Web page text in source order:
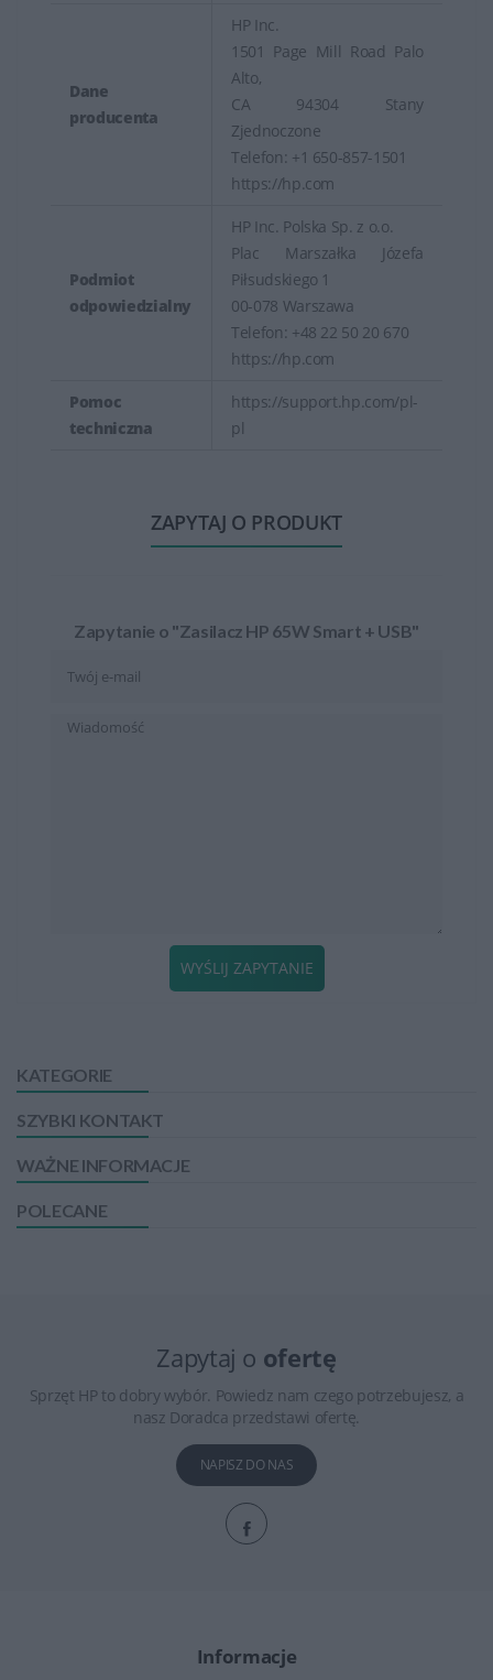
KATEGORIE
SZYBKI KONTAKT
WAŻNE INFORMACJE
POLECANE
Dane
producenta
HP Inc.
1501 Page Mill Road Palo
Alto,
CA 94304 Stany
Zjednoczone
Telefon: +1 650-857-1501
https://hp.com
Podmiot
odpowiedzialny
HP Inc. Polska Sp. z o.o.
Plac Marszałka Józefa
Piłsudskiego 1
00-078 Warszawa
Telefon: +48 22 50 20 670
https://hp.com
Pomoc
techniczna
https://support.hp.com/pl-
pl
ZAPYTAJ O PRODUKT
Zapytanie o "Zasilacz HP 65W Smart + USB"
WYŚLIJ ZAPYTANIE
Zapytaj o ofertę
Sprzęt HP to dobry wybór. Powiedz nam czego potrzebujesz, a
nasz Doradca przedstawi ofertę.
NAPISZ DO NAS
Informacje